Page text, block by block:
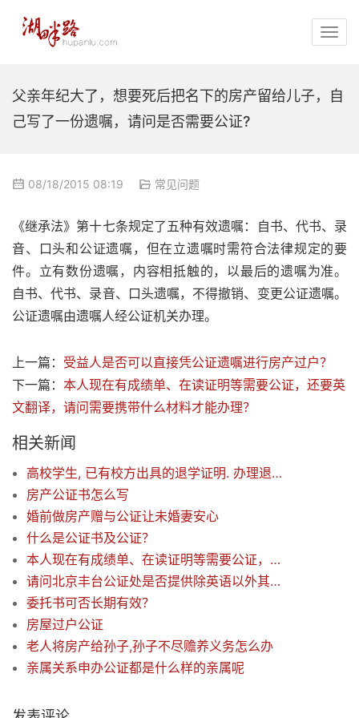
父亲年纪大了，想要死后把名下的房产留给儿子，自
己写了一份遗嘱，请问是否需要公证?
08/18/2015 08:19 常见问题
《继承法》第十七条规定了五种有效遗嘱：自书、代书、录
音、口头和公证遗嘱，但在立遗嘱时需符合法律规定的要
件。立有数份遗嘱，内容相抵触的，以最后的遗嘱为准。
自书、代书、录音、口头遗嘱，不得撤销、变更公证遗嘱。
公证遗嘱由遗嘱人经公证机关办理。
上一篇： 受益人是否可以直接凭公证遗嘱进行房产过户？
下一篇： 本人现在有成绩单、在读证明等需要公证，还要英
文翻译，请问需要携带什么材料才能办理？
相关新闻
高校学生, 已有校方出具的退学证明. 办理退学证明的公证, 需要携带哪些材料
房产公证书怎么写
婚前做房产赠与公证让未婚妻安心
什么是公证书及公证？
本人现在有成绩单、在读证明等需要公证，还要英文翻译，请问需要携带什么材料才能办理？
请问北京丰台公证处是否提供除英语以外其他语种的翻译？
委托书可否长期有效？
房屋过户公证
老人将房产给孙子,孙子不尽赡养义务怎么办
亲属关系申办公证都是什么样的亲属呢